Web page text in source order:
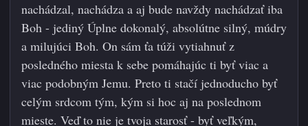
nachádzal, nachádza a aj bude navždy nachádzať iba
Boh - jediný Úplne dokonalý, absolútne silný, múdry
a milujúci Boh. On sám ťa túži vytiahnuť z
posledného miesta k sebe pomáhajúc ti byť viac a
viac podobným Jemu. Preto ti stačí jednoducho byť
celým srdcom tým, kým si hoc aj na poslednom
mieste. Veď to nie je tvoja starosť - byť veľkým,